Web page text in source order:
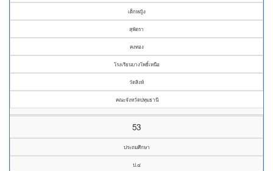
เด็กหญิง
สุพัตรา
คงทอง
โรงเรียนบางโพธิ์เหนือ
วัดสิงห์
คณะจังหวัดปทุมธานี
53
ประถมศึกษา
ป.๔